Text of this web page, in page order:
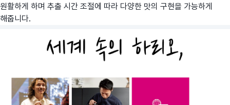
원활하게 하며 추출 시간 조절에 따라 다양한 맛의 구현을 가능하게
해줍니다.